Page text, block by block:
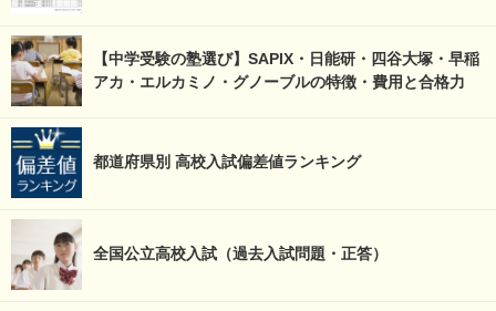
【中学受験の塾選び】SAPIX・日能研・四谷大塚・早稲
アカ・エルカミノ・グノーブルの特徴・費用と合格力
都道府県別 高校入試偏差値ランキング
全国公立高校入試（過去入試問題・正答）